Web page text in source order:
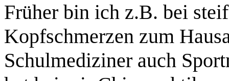
Früher bin ich z.B. bei
Kopfschmerzen zum
Schulmediziner auch